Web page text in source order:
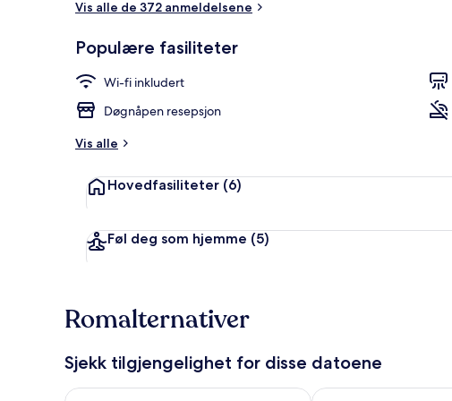
Vis alle de 372 anmeldelsene
Populære fasiliteter
Wi-fi inkludert
Døgnåpen resepsjon
Vis alle
Hovedfasiliteter (6)
Føl deg som hjemme (5)
Romalternativer
Sjekk tilgjengelighet for disse datoene
Sjekk tilgjengelighet for i kveld, aug. 8 - aug. 9Sjekk tilgjengelighet